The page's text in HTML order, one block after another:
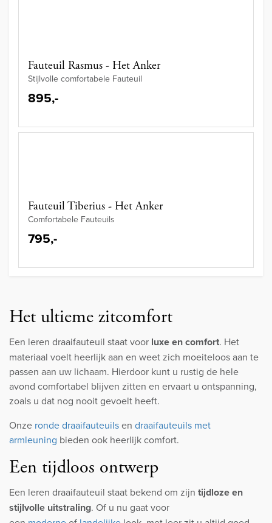
Fauteuil Rasmus - Het Anker
Stijlvolle comfortabele Fauteuil
895,-
Fauteuil Tiberius - Het Anker
Comfortabele Fauteuils
795,-
Het ultieme zitcomfort
Een leren draaifauteuil staat voor luxe en comfort. Het
materiaal voelt heerlijk aan en weet zich moeiteloos aan te
passen aan uw lichaam. Hierdoor kunt u rustig de hele
avond comfortabel blijven zitten en ervaart u ontspanning,
zoals u dat nog nooit gevoelt heeft.
Onze ronde draaifauteuilsen draaifauteuils met
armleuning bieden ook heerlijk comfort.
Een tijdloos ontwerp
Een leren draaifauteuil staat bekend om zijn tijdloze en
stijlvolle uitstraling. Of u nu gaat voor